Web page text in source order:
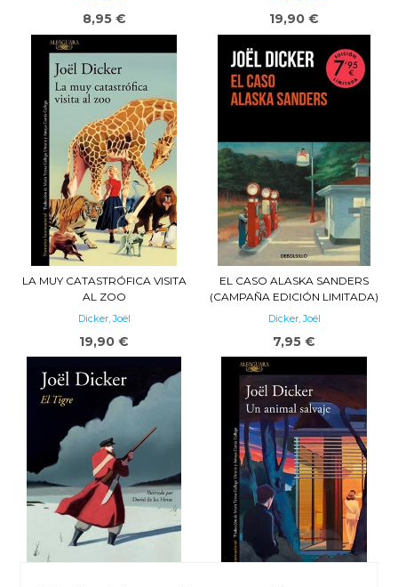
8,95 € 19,90 €
LA MUY CATASTRÓFICA VISITA
AL ZOO
Dicker, Joël
19,90 €
EL CASO ALASKA SANDERS
(CAMPAÑA EDICIÓN LIMITADA)
Dicker, Joël
7,95 €